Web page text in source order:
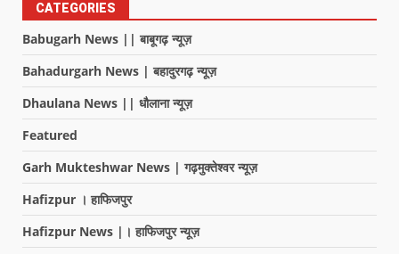
CATEGORIES
Babugarh News || बाबूगढ़ न्यूज़
Bahadurgarh News | बहादुरगढ़ न्यूज़
Dhaulana News || धौलाना न्यूज़
Featured
Garh Mukteshwar News | गढ़मुक्तेश्वर न्यूज़
Hafizpur । हाफिजपुर
Hafizpur News |। हाफिजपुर न्यूज़